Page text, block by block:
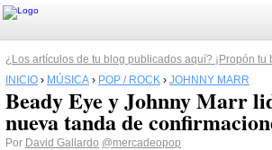
¿Los artículos de tu blog publicados aquí? ¡Propón tu
INICIO › MÚSICA › POP / ROCK › JOHNNY MARR
Beady Eye y Johnny Marr
nueva tanda de
Por David Gallardo @mercadeopop